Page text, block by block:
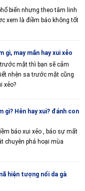
biến nhưng theo tâm linh
xem là điềm báo không tốt
gì, may mắn hay xui xẻo
mặt thì bạn sẽ cảm
nhện sa trước mặt cũng
xẻo?
gì? Hên hay xui? đánh con
báo xui xẻo , báo sự mất
chuyên phá hoại mùa
hiện tượng nổi da gà